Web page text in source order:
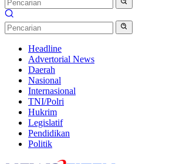
Headline
Advertorial News
Daerah
Nasional
Internasional
TNI/Polri
Hukrim
Legislatif
Pendidikan
Politik